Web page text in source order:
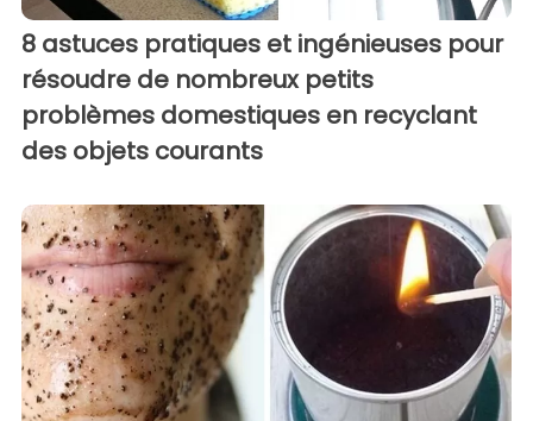
8 astuces pratiques et ingénieuses pour
résoudre de nombreux petits
problèmes domestiques en recyclant
des objets courants